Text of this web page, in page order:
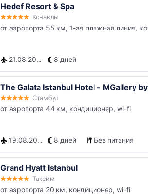
Hedef Resort & Spa
Конаклы
от аэропорта 55 км, 1-ая пляжная линия,
21.08.2026 8 дней
The Galata Istanbul Hotel - MGallery
Стамбул
от аэропорта 44 км, кондиционер, wi-fi
19.08.2026 8 дней Без питания
Grand Hyatt Istanbul
Таксим
от аэропорта 20 км, кондиционер, wi-fi